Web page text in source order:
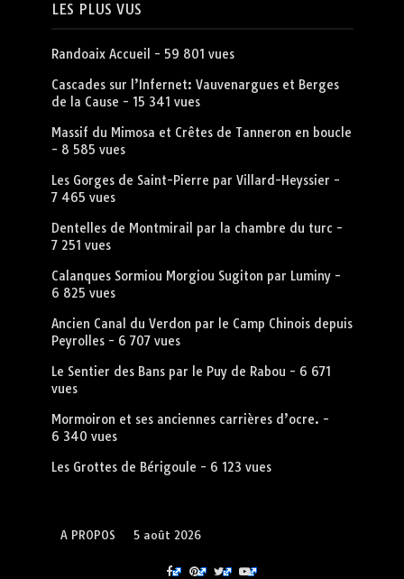
LES PLUS VUS
Randoaix Accueil - 59 801 vues
Cascades sur l’Infernet: Vauvenargues et Berges
de la Cause - 15 341 vues
Massif du Mimosa et Crêtes de Tanneron en boucle
- 8 585 vues
Les Gorges de Saint-Pierre par Villard-Heyssier -
7 465 vues
Dentelles de Montmirail par la chambre du turc -
7 251 vues
Calanques Sormiou Morgiou Sugiton par Luminy-
6 825 vues
Ancien Canal du Verdon par le Camp Chinois depuis
Peyrolles- 6 707 vues
Le Sentier des Bans par le Puy de Rabou - 6 671
vues
Mormoiron et ses anciennes carrières d’ocre. -
6 340 vues
Les Grottes de Bérigoule - 6 123 vues
A PROPOS 5 août 2026